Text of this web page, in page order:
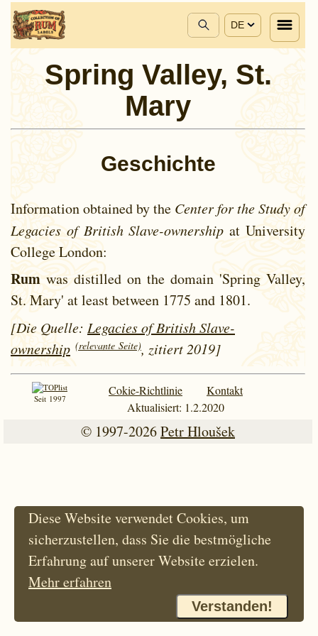
DE
Spring Valley, St.
Mary
Geschichte
Information obtained by the Center for the Study of
Legacies of British Slave-ownership at University
College London:
Rum was distilled on the domain 'Spring Valley,
St. Mary' at least between 1775 and 1801.
[Die Quelle: Legacies of British Slave-
ownership (relevante Seite), zitiert 2019]
Seit 1997
Cokie-Richtlinie
Kontakt
Aktualisiert: 1.2.2020
© 1997-2026Petr Hloušek
Diese Website verwendet Cookies, um
sicherzustellen, dass Sie die bestmögliche
Erfahrung auf unserer Website erzielen.
Mehr erfahren
Verstanden!